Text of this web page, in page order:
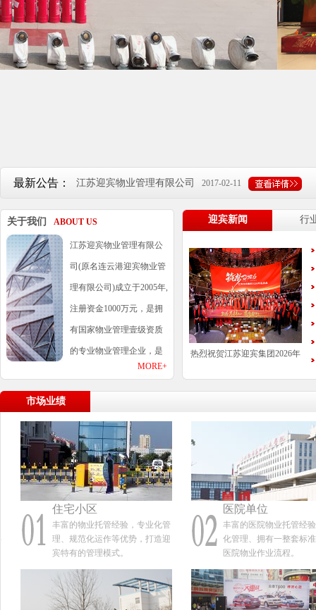
最新公告： 江苏迎宾物业管理有限公司 2017-02-11
迎宾物业招募市场部经理/助理/ 人资专员... 2017-02-11
江苏迎宾物业管理有限公司
关于我们 ABOUT US
江苏迎宾物业管理有限公
司(原名连云港迎宾物业管
理有限公司)成立于2005年,
注册资金1000万元，是拥
有国家物业管理壹级资质
的专业物业管理企业，是
连云港市物业管理协会副会长单位，是一家
专门从事物业管理、保洁服务、家政服务、
居家养老服务等的物业管理企业。 江苏迎
宾物业管理有限公司目前拥有一支1200余人
的年轻化、高学历、高素质的管理骨干和专
业技术队伍。凭借其一贯的创新精神、专业
化管理、规范化运作等优势，不断引入国内
外先进的管理理念，打造迎宾特色管理模
式，以其鲜明的“三大特色”（特色的保安队
立于全国物业管理行业。管理物业类型涵盖
住宅（独立式房屋、多层、高层）、商业楼
MORE+
迎宾新闻 行
热烈祝贺江苏迎宾集团2026年
市场业绩
住宅小区
丰富的物业托管经验，专业化管
理、规范化运作等优势，打造迎
宾特有的管理模式。
医院单位
丰富的医院物业托管经
化管理、拥有一整套标
医院物业作业流程。